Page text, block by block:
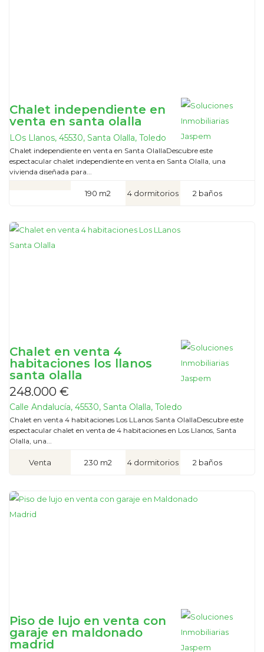
Chalet independiente en
venta en santa olalla
LOs Llanos, 45530, Santa Olalla, Toledo
Chalet independiente en venta en Santa OlallaDescubre este
espectacular chalet independiente en venta en Santa Olalla, una
vivienda diseñada para...
190 m2 4 dormitorios 2 baños
Chalet en venta 4
habitaciones los llanos
santa olalla
248.000 €
Calle Andalucía, 45530, Santa Olalla, Toledo
Chalet en venta 4 habitaciones Los LLanos Santa OlallaDescubre este
espectacular chalet en venta de 4 habitaciones en Los Llanos, Santa
Olalla, una...
Venta 230 m2 4 dormitorios 2 baños
Piso de lujo en venta con
garaje en maldonado
madrid